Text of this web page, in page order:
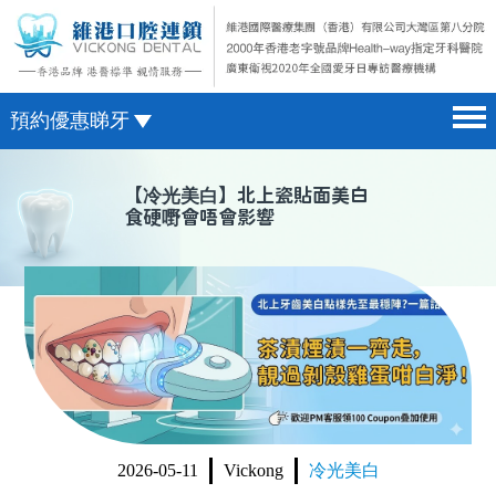
預約優惠睇牙
醫院簡介 hospital introduction
醫生介紹 doctor introduction
醫療新聞 medical news
種植牙 dental implant
箍牙 orthodontics
收費標準 change standard
微信預約
WhatsApp預約
【冷光美白】北上瓷貼面美白
食硬嘢會唔會影響
2026-05-11 Vickong 冷光美白